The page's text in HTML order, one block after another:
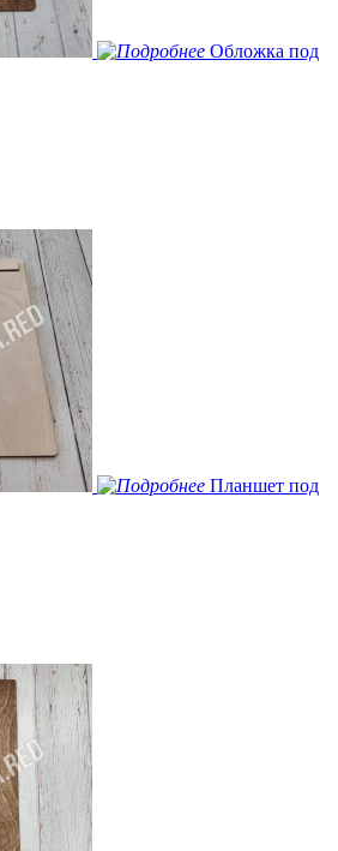
Обложка под
Планшет под